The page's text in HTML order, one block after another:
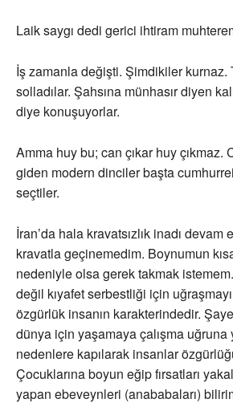
Laik saygı dedi gerici ihtiram
İş zamanla değişti. Şimdikiler kurnaz.
solladılar. Şahsına münhasır diyen
diye konuşuyorlar.
Amma huy bu; can çıkar huy çıkmaz.
giden modern dinciler başta
seçtiler.
İran’da hala kravatsızlık inadı devam
kravatla geçinemedim. Boynumun
nedeniyle olsa gerek takmak
değil kıyafet serbestliği için
özgürlük insanın karakterindedir.
dünya için yaşamaya çalışma uğruna
nedenlere kapılarak insanlar
Çocuklarına boyun eğip fırsatları
yapan ebeveynleri (anababaları)